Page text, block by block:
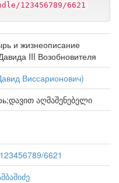
123456789/6621
и жизнеописание
III Возобновителя
Виссарионович)
აღმაშენებელი
6621